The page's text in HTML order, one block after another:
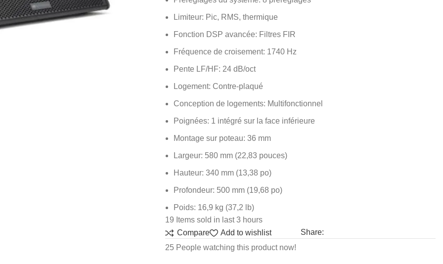
Limiteur: Pic, RMS, thermique
Fonction DSP avancée: Filtres FIR
Fréquence de croisement: 1740 Hz
Pente LF/HF: 24 dB/oct
Logement: Contre-plaqué
Conception de logements: Multifonctionnel
Poignées: 1 intégré sur la face inférieure
Montage sur poteau: 36 mm
Largeur: 580 mm (22,83 pouces)
Hauteur: 340 mm (13,38 po)
Profondeur: 500 mm (19,68 po)
Poids: 16,9 kg (37,2 lb)
19 Items sold in last 3 hours
Compare
Add to wishlist
Share:
25 People watching this product now!